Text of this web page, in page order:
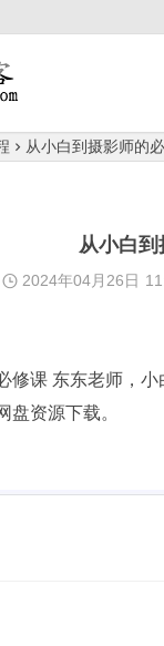
从小白到摄影师的
从小白
2024年04月26日
修课 东东老师，
盘资源下载。